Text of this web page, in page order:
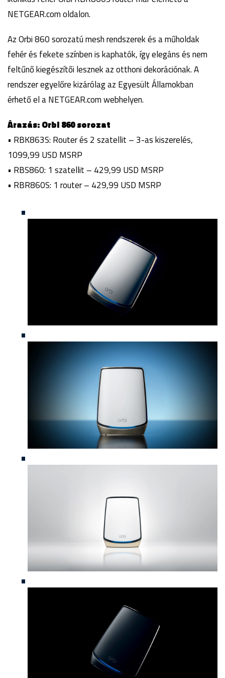
NETGEAR.com oldalon.
Az Orbi 860 sorozatú mesh rendszerek és a műholdak
fehér és fekete színben is kaphatók, így elegáns és nem
feltűnő kiegészítői lesznek az otthoni dekorációnak. A
rendszer egyelőre kizárólag az Egyesült Államokban
érhető el a NETGEAR.com webhelyen.
Árazás: Orbi 860 sorozat
• RBK863S: Router és 2 szatellit – 3-as kiszerelés,
1099,99 USD MSRP
• RBS860: 1 szatellit – 429,99 USD MSRP
• RBR860S: 1 router – 429,99 USD MSRP